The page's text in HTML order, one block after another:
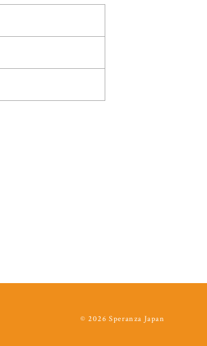
© 2026 Speranza Japan